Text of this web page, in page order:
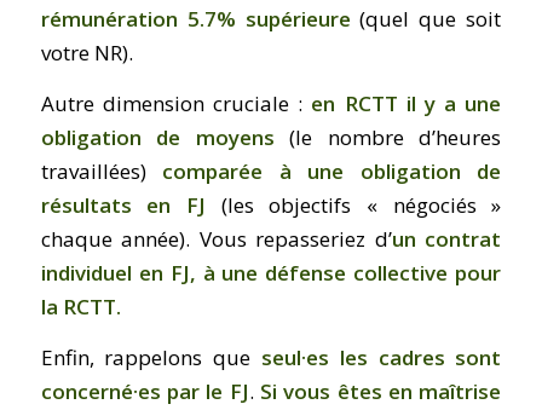
rémunération 5.7% supérieure(quel que soit
votre NR).
Autre dimension cruciale : en RCTT il y a une
obligation de moyens (le nombre d’heures
travaillées)comparée à une obligation de
résultats en FJ (les objectifs « négociés »
chaque année). Vous repasseriez d’un contrat
individuel en FJ, à une défense collective pour
la RCTT.
Enfin, rappelons que seul·es les cadres sont
concerné·es par le FJ. Si vous êtes en maîtrise